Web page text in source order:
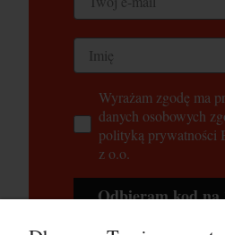
Wyrażam zgodę ma
danych osobowych
polityką prywatności
z o.o.
Odbieram kod na